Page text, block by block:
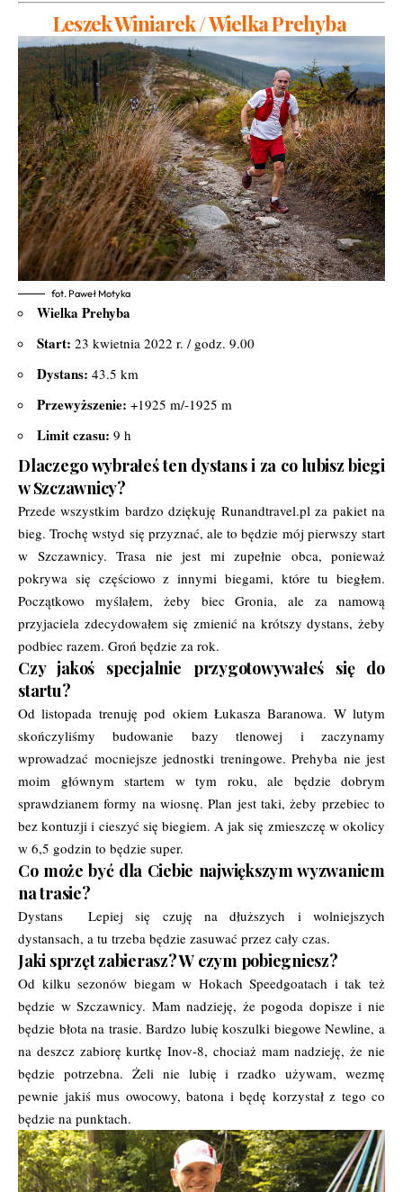
Leszek Winiarek / Wielka Prehyba
fot. Paweł Motyka
Wielka Prehyba
Start: 23 kwietnia 2022 r. / godz. 9.00
Dystans: 43.5 km
Przewyższenie: +1925 m/-1925 m
Limit czasu: 9 h
Dlaczego wybrałeś ten dystans i za co lubisz biegi
w Szczawnicy?
Przede wszystkim bardzo dziękuję Runandtravel.pl za pakiet na
bieg. Trochę wstyd się przyznać, ale to będzie mój pierwszy start
w Szczawnicy. Trasa nie jest mi zupełnie obca, ponieważ
pokrywa się częściowo z innymi biegami, które tu biegłem.
Początkowo myślałem, żeby biec Gronia, ale za namową
przyjaciela zdecydowałem się zmienić na krótszy dystans, żeby
podbiec razem. Groń będzie za rok.
Czy jakoś specjalnie przygotowywałeś się do
startu?
Od listopada trenuję pod okiem Łukasza Baranowa. W lutym
skończyliśmy budowanie bazy tlenowej i zaczynamy
wprowadzać mocniejsze jednostki treningowe. Prehyba nie jest
moim głównym startem w tym roku, ale będzie dobrym
sprawdzianem formy na wiosnę. Plan jest taki, żeby przebiec to
bez kontuzji i cieszyć się biegiem. A jak się zmieszczę w okolicy
w 6,5 godzin to będzie super.
Co może być dla Ciebie największym wyzwaniem
na trasie?
Dystans Lepiej się czuję na dłuższych i wolniejszych
dystansach, a tu trzeba będzie zasuwać przez cały czas.
Jaki sprzęt zabierasz? W czym pobiegniesz?
Od kilku sezonów biegam w Hokach Speedgoatach i tak też
będzie w Szczawnicy. Mam nadzieję, że pogoda dopisze i nie
będzie błota na trasie. Bardzo lubię koszulki biegowe Newline, a
na deszcz zabiorę kurtkę Inov-8, chociaż mam nadzieję, że nie
będzie potrzebna. Żeli nie lubię i rzadko używam, wezmę
pewnie jakiś mus owocowy, batona i będę korzystał z tego co
będzie na punktach.